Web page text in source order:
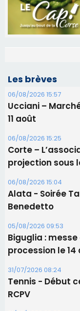
Les brèves
06/08/2026 15:57
Ucciani –
11 août
06/08/2026 15:25
Corte –
projection sous
06/08/2026 15:04
Alata - Soirée
Benedetto